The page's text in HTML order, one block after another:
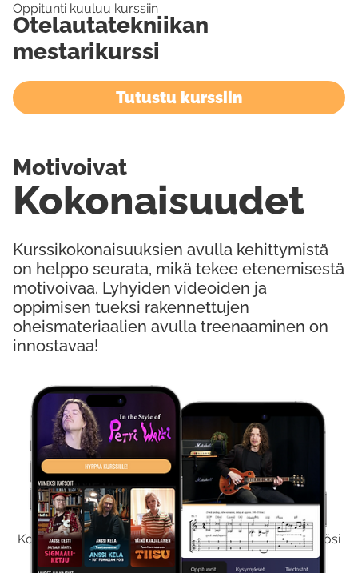
Kokeile Ilmaiseksi
Kokeilemalla ilmaiseksi saat koko sisältömme käyttöösi
viikon ajaksi.
Oppitunti kuuluu kurssiin
Otelautatekniikan
mestarikurssi
Tutustu kurssiin
Kurssikokonaisuuksien avulla kehittymistä
on helppo seurata, mikä tekee etenemisestä
motivoivaa. Lyhyiden videoiden ja
oppimisen tueksi rakennettujen
oheismateriaalien avulla treenaaminen on
innostavaa!
Kokonaisuudet
Motivoivat